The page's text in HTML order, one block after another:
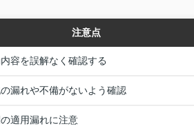
注意点
容を誤解なく確認する
漏れや不備がないよう確認
適用漏れに注意